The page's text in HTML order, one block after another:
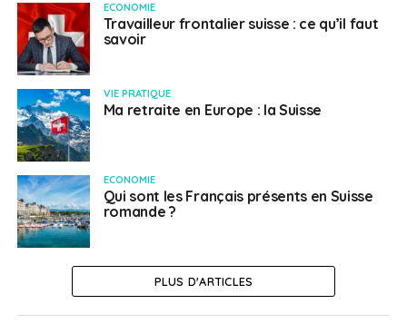
ECONOMIE
Travailleur frontalier suisse : ce qu’il faut
savoir
VIE PRATIQUE
Ma retraite en Europe : la Suisse
ECONOMIE
Qui sont les Français présents en Suisse
romande ?
PLUS D'ARTICLES